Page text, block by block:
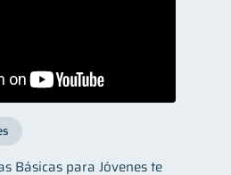
Básicas para Jóvenes te